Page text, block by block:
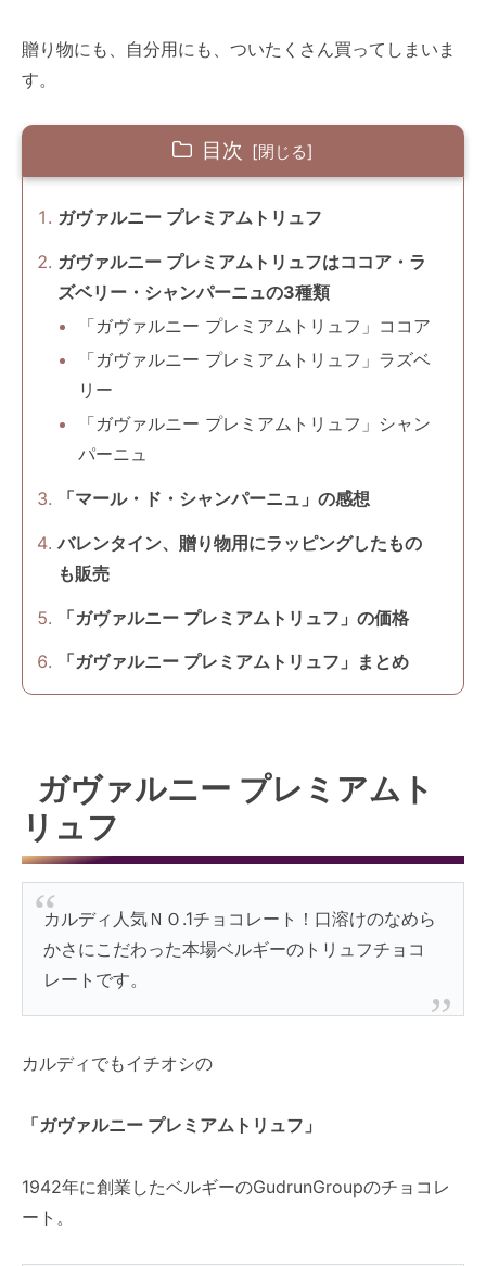
贈り物にも、自分用にも、ついたくさん買ってしまいま
す。
目次
ガヴァルニー プレミアムトリュフ
ガヴァルニー プレミアムトリュフはココア・ラ
ズベリー・シャンパーニュの3種類
「ガヴァルニー プレミアムトリュフ」ココア
「ガヴァルニー プレミアムトリュフ」ラズベ
リー
「ガヴァルニー プレミアムトリュフ」シャン
パーニュ
「マール・ド・シャンパーニュ」の感想
バレンタイン、贈り物用にラッピングしたもの
も販売
「ガヴァルニー プレミアムトリュフ」の価格
「ガヴァルニー プレミアムトリュフ」まとめ
ガヴァルニー プレミアムト
リュフ
カルディ人気ＮＯ.1チョコレート！口溶けのなめら
かさにこだわった本場ベルギーのトリュフチョコ
レートです。
カルディでもイチオシの
「ガヴァルニー プレミアムトリュフ」
1942年に創業したベルギーのGudrunGroupのチョコレ
ート。